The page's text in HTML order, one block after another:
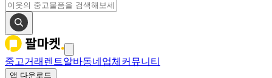
중고거래 렌트알바동네업체 커뮤니티
앱 다운로드